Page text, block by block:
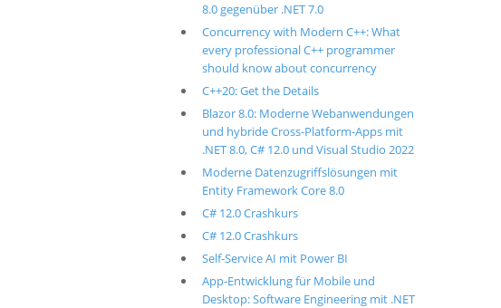
8.0 gegenüber .NET 7.0
Concurrency with Modern C++: What
every professional C++ programmer
should know about concurrency
C++20: Get the Details
Blazor 8.0: Moderne Webanwendungen
und hybride Cross-Platform-Apps mit
.NET 8.0, C# 12.0 und Visual Studio 2022
Moderne Datenzugriffslösungen mit
Entity Framework Core 8.0
C# 12.0 Crashkurs
C# 12.0 Crashkurs
Self-Service AI mit Power BI
App-Entwicklung für Mobile und
Desktop: Software Engineering mit .NET